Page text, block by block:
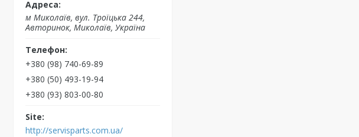
м Миколаїв, вул. Троїцька 244,
Авторинок, Миколаїв, Україна
+380 (98) 740-69-89
+380 (50) 493-19-94
+380 (93) 803-00-80
http://servisparts.com.ua/